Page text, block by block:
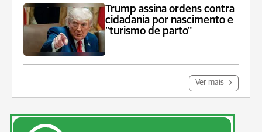
Trump assina ordens contra
cidadania por nascimento e
"turismo de parto"
Ver mais